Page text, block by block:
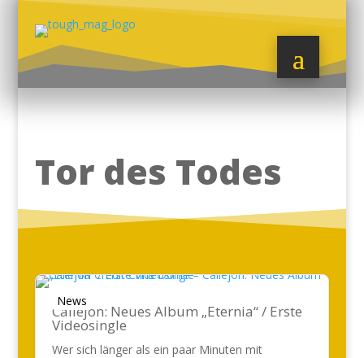
Tor des Todes
News
Callejon: Neues Album „Eternia“ / Erste
Videosingle
Wer sich länger als ein paar Minuten mit